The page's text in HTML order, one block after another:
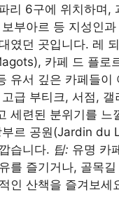
리 6구에 위치하며,
부아르 등 지성인과
였던 곳입니다. 레
카페 드 플로
유서 깊은 카페들이
급 부티크, 서점, 갤
세련된 분위기를 느
부르 공원(Jardin du
습니다. 팁: 유명 카
를 즐기거나, 골목
인 산책을 즐겨보세